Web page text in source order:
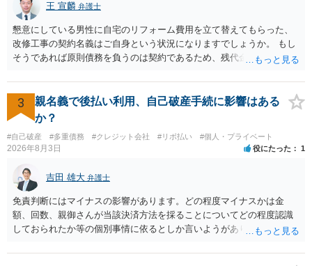
王 宣麟 弁護士
懇意にしている男性に自宅のリフォーム費用を立て替えてもらった、
改修工事の契約名義はご自身という状況になりますでしょうか。 もし
そうであれば原則債務を負うのは契約であるため、残代金を捻出して
ます。 入籍した場合でも、原則契約者が単独で全ての債務を負うこと
には変わりがありません。 なかなか対応に難しい案件であり、公開の
場でアドバイスを行うのも限界があるように思われますので、資料等
を持参のうえ個別に弁護士に相談されることをお勧めします。
3
親名義で後払い利用、自己破産手続に影響はある
か？
#自己破産 #多重債務 #クレジット会社 #リボ払い #個人・プライベート
2026年8月3日 役にたった 1
吉田 雄大 弁護士
免責判断にはマイナスの影響があります。どの程度マイナスかは金
額、回数、親御さんが当該決済方法を採ることについてどの程度認識
しておられたか等の個別事情に依るとしか言いようがありません。 と
なって相談し、善後策を考えることをお勧めします。